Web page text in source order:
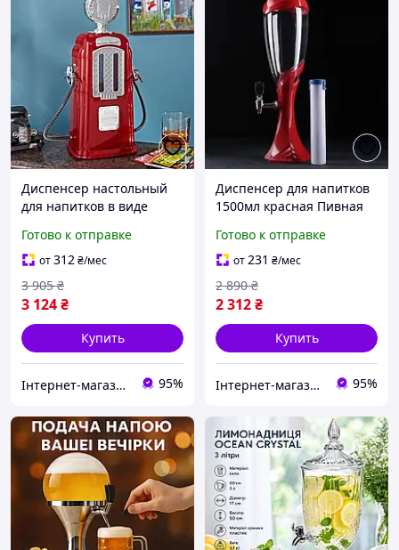
Диспенсер настольный
для напитков в виде
отделения
Готово к отправке
от312₴/мес
3 124₴
3 905 ₴
Купить
Інтернет-магазин Megusta 95%
Диспенсер для напитков
1500мл красная Пивная
Готово к отправке
от231 ₴/мес
2 312₴
2 890 ₴
Купить
Інтернет-магазин Megusta 95%